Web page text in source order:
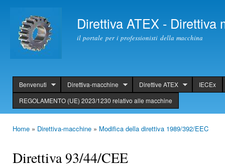
Direttiva ATEX - Direttiva
il portale per i professionisti della macchina
header
Benvenuti Direttiva-macchine Direttive ATEX
IECEx
REGOLAMENTO (UE) 2023/1230 relativo alle macchine
Home » Direttiva-macchine » Modifica della direttiva 1989/392/EEC
Direttiva 93/44/CEE